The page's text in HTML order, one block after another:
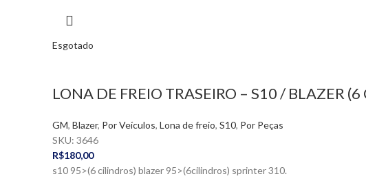
Esgotado
LONA DE FREIO TRASEIRO – S10 / BLAZER (6
GM, Blazer, Por Veículos, Lona de freio, S10, Por Peças
SKU: 3646
R$180,00
s10 95>(6 cilindros) blazer 95>(6cilindros) sprinter 310.